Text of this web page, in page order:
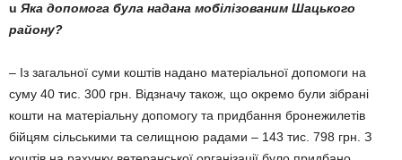
u Яка допомога була надана мобілізованим Шацького
району?
– Із загальної суми коштів надано матеріальної допомоги на
суму 40 тис. 300 грн. Відзначу також, що окремо були зібрані
кошти на матеріальну допомогу та придбання бронежилетів
бійцям сільськими та селищною радами – 143 тис. 798 грн. З